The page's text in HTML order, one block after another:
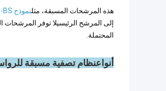
هذه المرشحات المسبقة، مثلنموذج T2-S3G-BS
إلى المرشح الرئيسيلا توفر المرشحات
المحتملة.
أنواعنظام تصفية مسبقة